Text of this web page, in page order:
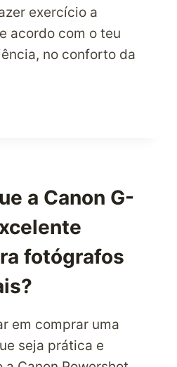
exercício a
acordo com o teu
no conforto da
a Canon G-
fotógrafos
em comprar uma
seja prática e